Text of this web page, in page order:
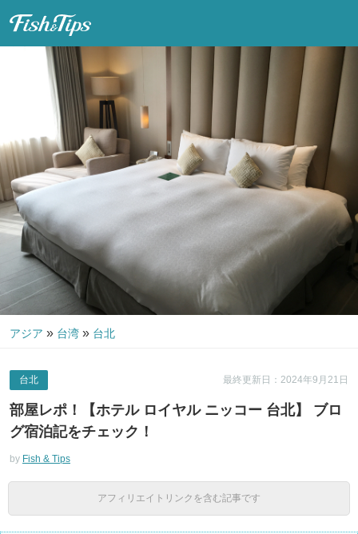
アジア » 台湾 » 台北
最終更新日：2024年9月21日
台北
部屋レポ！【ホテル ロイヤル ニッコー 台北】 ブロ
グ宿泊記をチェック！
by Fish & Tips
アフィリエイトリンクを含む記事です